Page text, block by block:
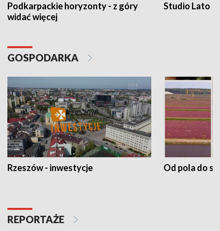
Podkarpackie horyzonty - z góry
widać więcej
Studio Lato
GOSPODARKA
Rzeszów - inwestycje Od pola do
REPORTAŻE